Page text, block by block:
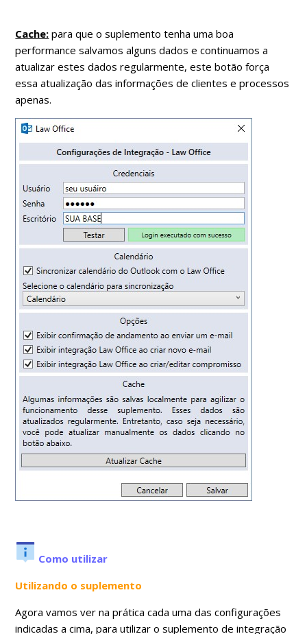
Cache: para que o suplemento tenha uma boa
performance salvamos alguns dados e continuamos a
atualizar estes dados regularmente, este botão força
essa atualização das informações de clientes e processos
apenas.
Como utilizar
Utilizando o suplemento
Agora vamos ver na prática cada uma das configurações
indicadas a cima, para utilizar o suplemento de integração